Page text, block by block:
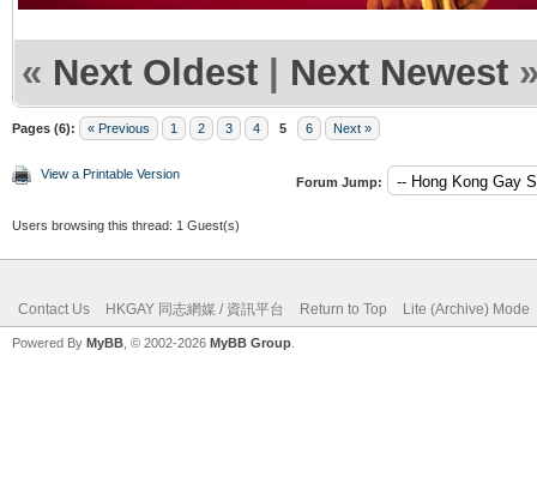
« Next Oldest | Next Newest
Pages (6): « Previous 1 2 3 4 5 6 Next »
View a Printable Version
Forum Jump:
Users browsing this thread: 1 Guest(s)
Contact Us HKGAY 同志網媒 / 資訊平台 Return to Top Lite (Archive) Mode
Powered By MyBB , © 2002-2026 MyBB Group